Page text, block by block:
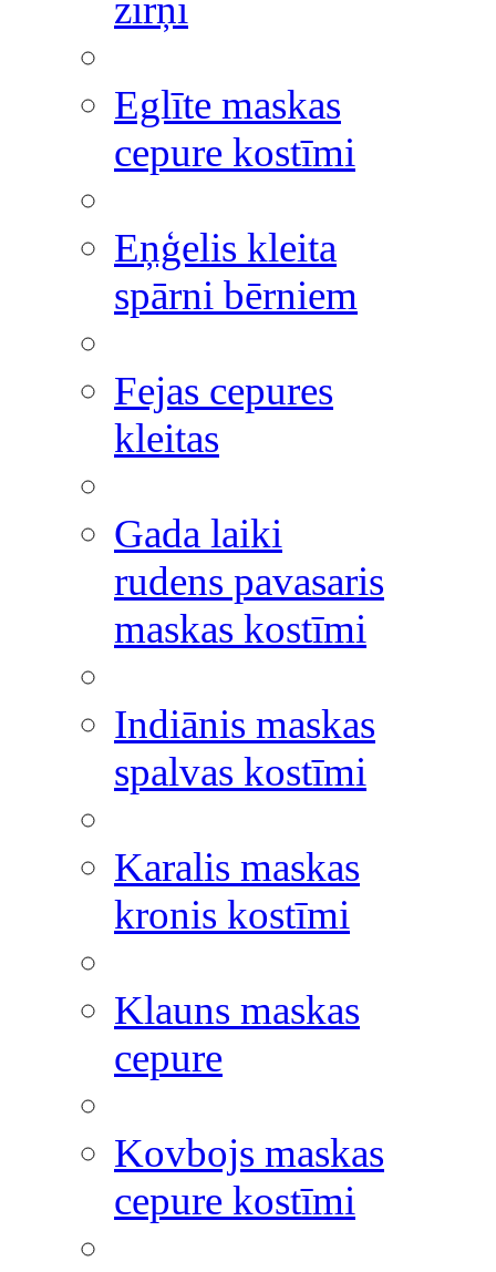
zirņi
Eglīte maskas
cepure kostīmi
Eņģelis kleita
spārni bērniem
Fejas cepures
kleitas
Gada laiki
rudens pavasaris
maskas kostīmi
Indiānis maskas
spalvas kostīmi
Karalis maskas
kronis kostīmi
Klauns maskas
cepure
Kovbojs maskas
cepure kostīmi